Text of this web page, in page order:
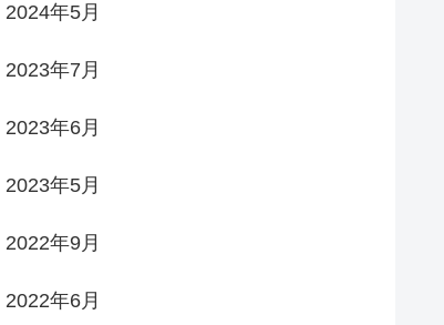
2024年5月
2023年7月
2023年6月
2023年5月
2022年9月
2022年6月